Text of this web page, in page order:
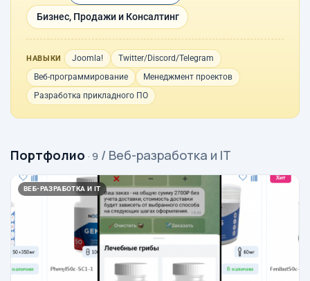
Бизнес, Продажи и Консалтинг
НАВЫКИ Joomla!
Twitter/Discord/Telegram
Веб-программирование
Менеджмент проектов
Разработка прикладного ПО
Портфолио · 9 / Веб-разработка и IT
ВЕБ-РАЗРАБОТКА И IT